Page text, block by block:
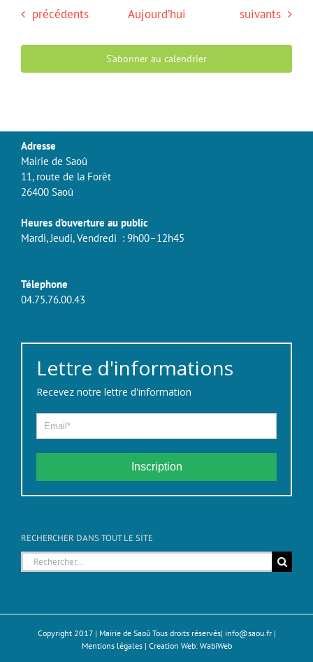
Évènements
précédents Aujourd’hui Évènements
suivants
S’abonner au calendrier
Adresse
Mairie de Saoû
11, route de la Forêt
26400 Saoû
Heures d’ouverture au public
Mardi, Jeudi, Vendredi : 9h00–12h45
Télephone
04.75.76.00.43
Lettre d'informations
Recevez notre lettre d'information
Inscription
RECHERCHER DANS TOUT LE SITE
Rechercher:
Copyright 2017 | Mairie de Saoû Tous droits réservés| info@saou.fr|
Mentions légales| Creation Web: WabiWeb